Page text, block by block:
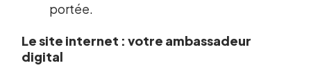
portée.
Le site internet : votre ambassadeur
digital